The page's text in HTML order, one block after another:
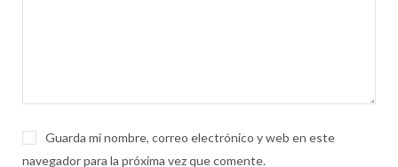
Guarda mi nombre, correo electrónico y web en este
navegador para la próxima vez que comente.